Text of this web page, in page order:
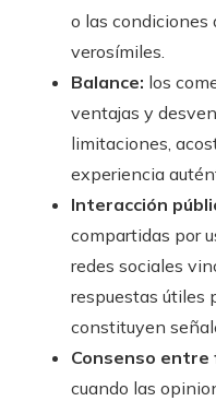
o las condiciones
verosímiles.
Balance: los
ventajas y
limitaciones,
experiencia
Interacción
compartidas por
redes sociales
respuestas útiles
constituyen
Consenso
cuando las